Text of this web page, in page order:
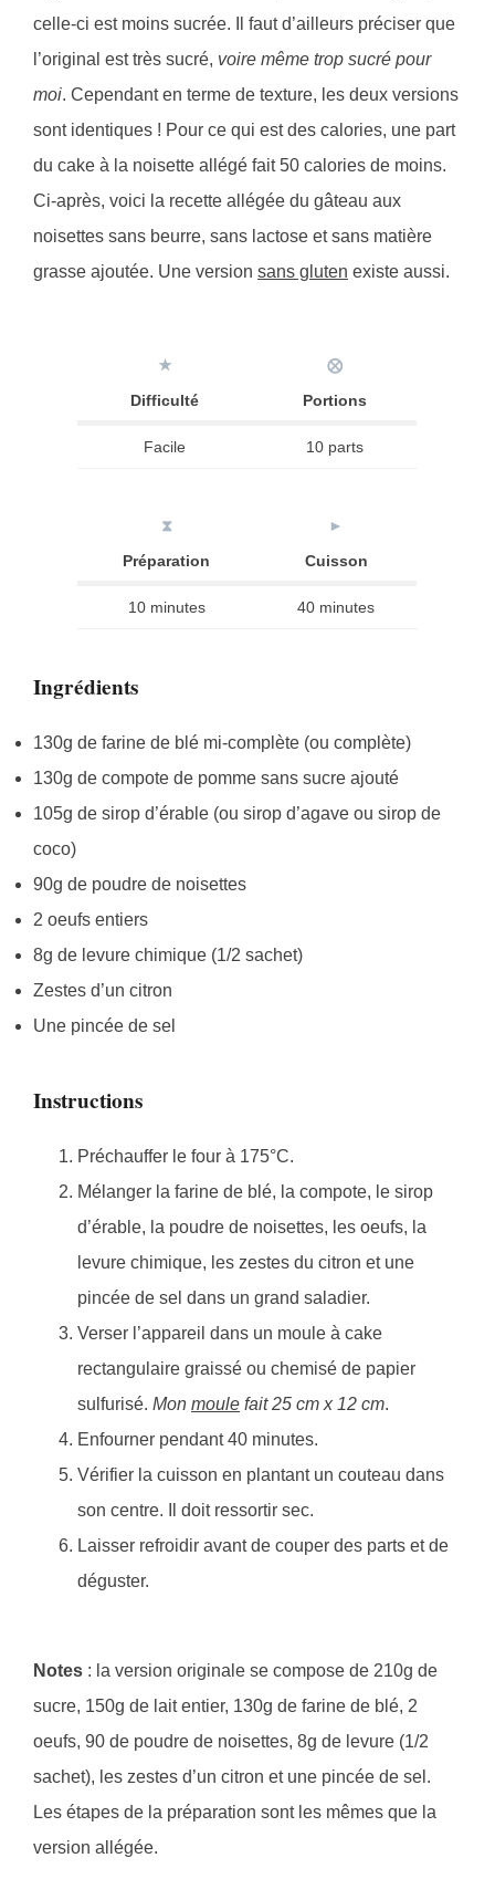
celle-ci est moins sucrée. Il faut d’ailleurs préciser que
l’original est très sucré, voire même trop sucré pour
moi. Cependant en terme de texture, les deux versions
sont identiques ! Pour ce qui est des calories, une part
du cake à la noisette allégé fait 50 calories de moins.
Ci-après, voici la recette allégée du gâteau aux
noisettes sans beurre, sans lactose et sans matière
grasse ajoutée. Une version sans gluten existe aussi.
★
Difficulté
⨂
Portions
Facile 10 parts
⧗
Préparation
►
Cuisson
10 minutes 40 minutes
Ingrédients
130g de farine de blé mi-complète (ou complète)
130g de compote de pomme sans sucre ajouté
105g de sirop d’érable (ou sirop d’agave ou sirop de
coco)
90g de poudre de noisettes
2 oeufs entiers
8g de levure chimique (1/2 sachet)
Zestes d’un citron
Une pincée de sel
Instructions
Préchauffer le four à 175°C.
Mélanger la farine de blé, la compote, le sirop
d’érable, la poudre de noisettes, les oeufs, la
levure chimique, les zestes du citron et une
pincée de sel dans un grand saladier.
Verser l’appareil dans un moule à cake
rectangulaire graissé ou chemisé de papier
sulfurisé. Mon moule fait 25 cm x 12 cm.
Enfourner pendant 40 minutes.
Vérifier la cuisson en plantant un couteau dans
son centre. Il doit ressortir sec.
Laisser refroidir avant de couper des parts et de
déguster.
Notes : la version originale se compose de 210g de
sucre, 150g de lait entier, 130g de farine de blé, 2
oeufs, 90 de poudre de noisettes, 8g de levure (1/2
sachet), les zestes d’un citron et une pincée de sel.
Les étapes de la préparation sont les mêmes que la
version allégée.